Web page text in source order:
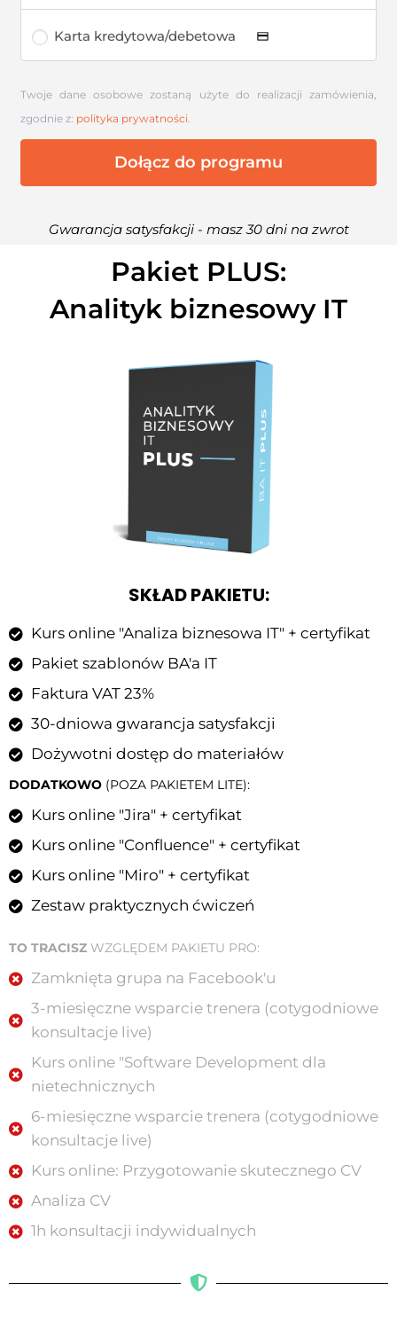
Karta kredytowa/debetowa
Twoje dane osobowe zostaną użyte do realizacji zamówienia,
zgodnie z: polityka prywatności.
Dołącz do programu
Gwarancja satysfakcji - masz 30 dni na zwrot
Pakiet PLUS:
Analityk biznesowy IT
SKŁAD PAKIETU:
Kurs online "Analiza biznesowa IT" + certyfikat​
Pakiet szablonów BA'a IT​
Faktura VAT 23%​
30-dniowa gwarancja satysfakcji​
Dożywotni dostęp do materiałów
DODATKOWO (POZA PAKIETEM LITE):​
Kurs online "Jira" + certyfikat​
Kurs online "Confluence" + certyfikat​
Kurs online "Miro" + certyfikat​
Zestaw praktycznych ćwiczeń​
TO TRACISZ WZGLĘDEM PAKIETU PRO:​
Zamknięta grupa na Facebook'u​
3-miesięczne wsparcie trenera (cotygodniowe
konsultacje live)
Kurs online "Software Development dla
nietechnicznych
6-miesięczne wsparcie trenera (cotygodniowe
konsultacje live)
Kurs online: Przygotowanie skutecznego CV
Analiza CV​
1h konsultacji indywidualnych​